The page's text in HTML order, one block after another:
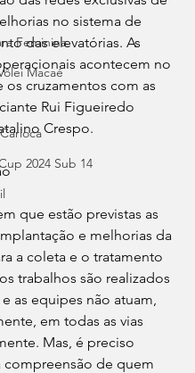
Feminina
Macaé
2024 Sub 14
no sistema de
das elevatórias. As
acontecem no
os cruzamentos com as
Rui Figueiredo
Crespo.
que estão previstas as
e melhorias da
a coleta e o tratamento
trabalhos são realizados
as equipes não atuam,
em todas as vias
Mas, é preciso
compreensão de quem